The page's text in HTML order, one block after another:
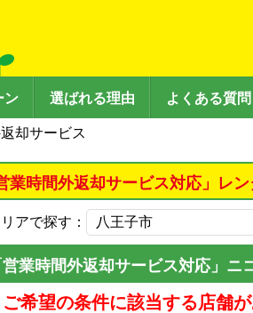
ン 選ばれる理由 よくある質問
却サービス
業時間外返却サービス対応」レン
アで探す：
業時間外返却サービス対応」ニ
ご希望の条件に該当する店舗が